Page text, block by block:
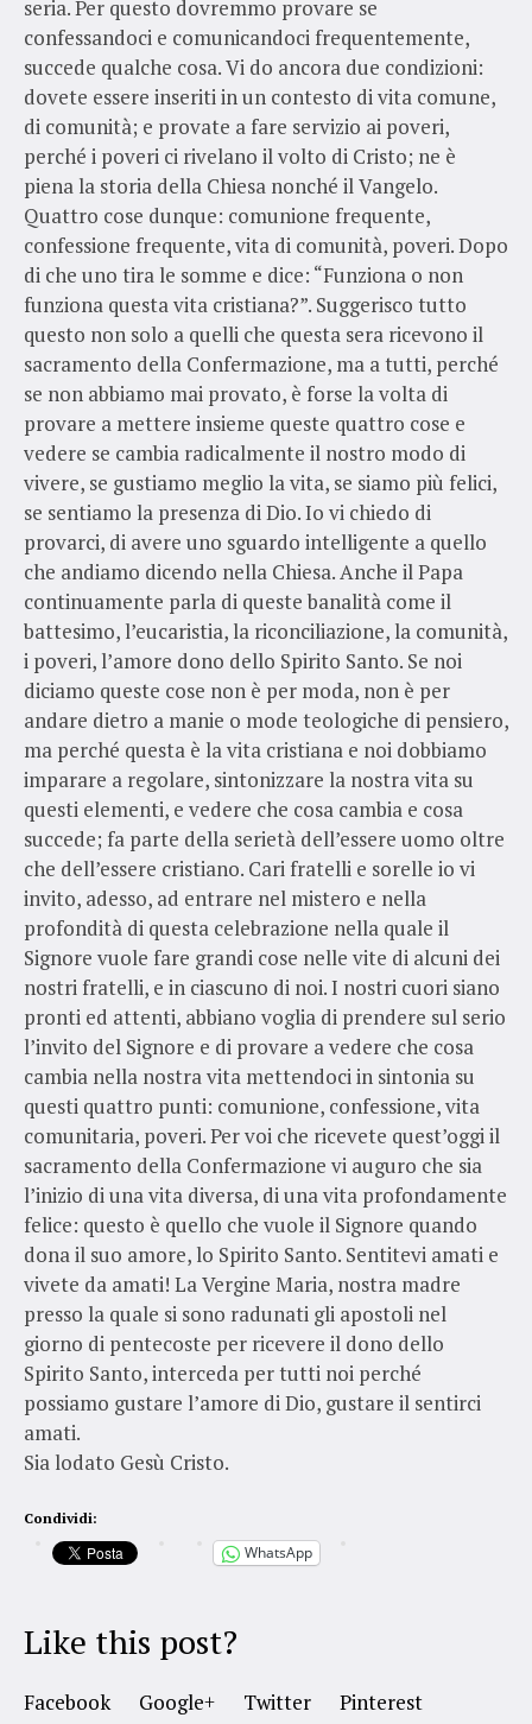
seria. Per questo dovremmo provare se
confessandoci e comunicandoci frequentemente,
succede qualche cosa. Vi do ancora due condizioni:
dovete essere inseriti in un contesto di vita comune,
di comunità; e provate a fare servizio ai poveri,
perché i poveri ci rivelano il volto di Cristo; ne è
piena la storia della Chiesa nonché il Vangelo.
Quattro cose dunque: comunione frequente,
confessione frequente, vita di comunità, poveri. Dopo
di che uno tira le somme e dice: “Funziona o non
funziona questa vita cristiana?”. Suggerisco tutto
questo non solo a quelli che questa sera ricevono il
sacramento della Confermazione, ma a tutti, perché
se non abbiamo mai provato, è forse la volta di
provare a mettere insieme queste quattro cose e
vedere se cambia radicalmente il nostro modo di
vivere, se gustiamo meglio la vita, se siamo più felici,
se sentiamo la presenza di Dio. Io vi chiedo di
provarci, di avere uno sguardo intelligente a quello
che andiamo dicendo nella Chiesa. Anche il Papa
continuamente parla di queste banalità come il
battesimo, l’eucaristia, la riconciliazione, la comunità,
i poveri, l’amore dono dello Spirito Santo. Se noi
diciamo queste cose non è per moda, non è per
andare dietro a manie o mode teologiche di pensiero,
ma perché questa è la vita cristiana e noi dobbiamo
imparare a regolare, sintonizzare la nostra vita su
questi elementi, e vedere che cosa cambia e cosa
succede; fa parte della serietà dell’essere uomo oltre
che dell’essere cristiano. Cari fratelli e sorelle io vi
invito, adesso, ad entrare nel mistero e nella
profondità di questa celebrazione nella quale il
Signore vuole fare grandi cose nelle vite di alcuni dei
nostri fratelli, e in ciascuno di noi. I nostri cuori siano
pronti ed attenti, abbiano voglia di prendere sul serio
l’invito del Signore e di provare a vedere che cosa
cambia nella nostra vita mettendoci in sintonia su
questi quattro punti: comunione, confessione, vita
comunitaria, poveri. Per voi che ricevete quest’oggi il
sacramento della Confermazione vi auguro che sia
l’inizio di una vita diversa, di una vita profondamente
felice: questo è quello che vuole il Signore quando
dona il suo amore, lo Spirito Santo. Sentitevi amati e
vivete da amati! La Vergine Maria, nostra madre
presso la quale si sono radunati gli apostoli nel
giorno di pentecoste per ricevere il dono dello
Spirito Santo, interceda per tutti noi perché
possiamo gustare l’amore di Dio, gustare il sentirci
amati.
Sia lodato Gesù Cristo.
Condividi:
WhatsApp
Like this post?
Facebook Google+ Twitter Pinterest